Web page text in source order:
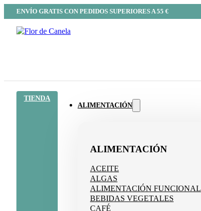
ENVÍO GRATIS CON PEDIDOS SUPERIORES A 55 €
TIENDA
ALIMENTACIÓN
ALIMENTACIÓN
ACEITE
ALGAS
ALIMENTACIÓN FUNCIONAL
BEBIDAS VEGETALES
CAFÉ